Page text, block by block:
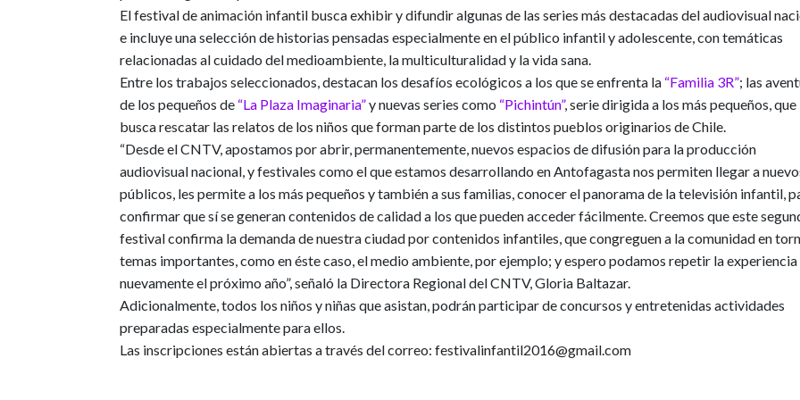
El festival de animación infantil busca exhibir y difundir algunas de las series más destacadas del audiovisual
e incluye una selección de historias pensadas especialmente en el público infantil y adolescente, con temáticas
relacionadas al cuidado del medioambiente, la multiculturalidad y la vida sana.
Entre los trabajos seleccionados, destacan los desafíos ecológicos a los que se enfrenta la “Familia 3R”; las
de los pequeños de “La Plaza Imaginaria”y nuevas series como “Pichintún”, serie dirigida a los más pequeños, que
busca rescatar las relatos de los niños que forman parte de los distintos pueblos originarios de Chile.
“Desde el CNTV, apostamos por abrir, permanentemente, nuevos espacios de difusión para la producción
audiovisual nacional, y festivales como el que estamos desarrollando en Antofagasta nos permiten llegar a
públicos, les permite a los más pequeños y también a sus familias, conocer el panorama de la televisión infantil,
confirmar que sí se generan contenidos de calidad a los que pueden acceder fácilmente. Creemos que este
festival confirma la demanda de nuestra ciudad por contenidos infantiles, que congreguen a la comunidad en
temas importantes, como en éste caso, el medio ambiente, por ejemplo; y espero podamos repetir la experiencia
nuevamente el próximo año”, señaló la Directora Regional del CNTV, Gloria Baltazar.
Adicionalmente,todos los niños y niñas que asistan, podrán participar de concursos y entretenidas actividades
preparadas especialmente para ellos.
Las inscripciones están abiertas a través del correo: festivalinfantil2016@gmail.com